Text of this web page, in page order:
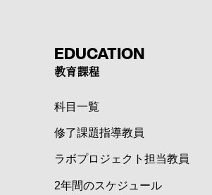
EDUCATION
教育課程
科目一覧
修了課題指導教員
ラボプロジェクト担当教員
2年間のスケジュール